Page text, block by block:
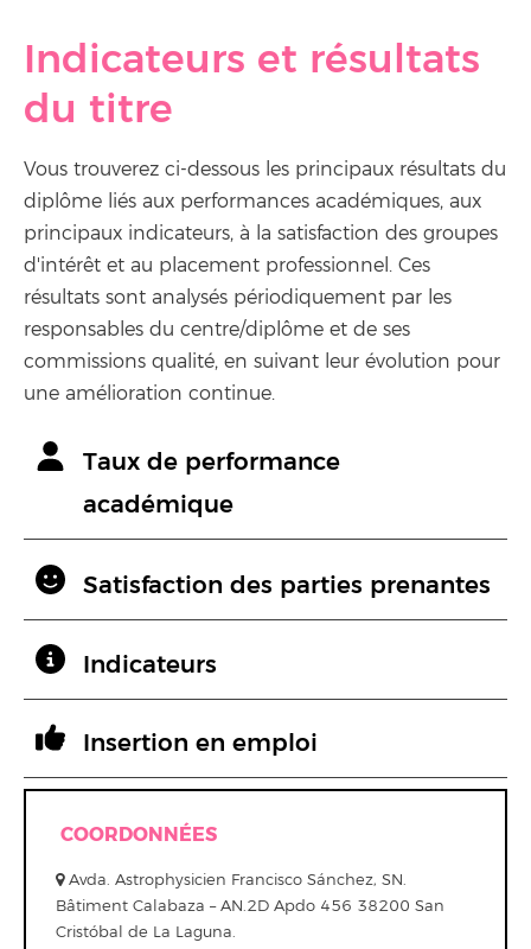
Indicateurs et résultats
du titre
Vous trouverez ci-dessous les principaux résultats du
diplôme liés aux performances académiques, aux
principaux indicateurs, à la satisfaction des groupes
d'intérêt et au placement professionnel. Ces
résultats sont analysés périodiquement par les
responsables du centre/diplôme et de ses
commissions qualité, en suivant leur évolution pour
une amélioration continue.
Taux de performance
académique
Satisfaction des parties prenantes
Indicateurs
Insertion en emploi
COORDONNÉES
Avda. Astrophysicien Francisco Sánchez, SN.
Bâtiment Calabaza – AN.2D Apdo 456 38200 San
Cristóbal de La Laguna.